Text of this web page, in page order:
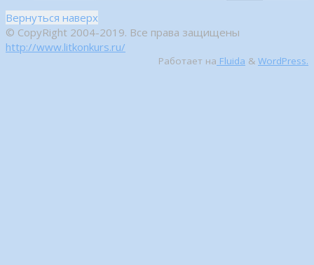
Вернуться наверх
© CopyRight 2004-2019. Все права защищены
http://www.litkonkurs.ru/
Работает на Fluida & WordPress.